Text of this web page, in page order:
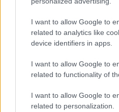
I want to allow Google to
related to analytics like
device identifiers in apps.
I want to allow Google to
related to functionality of
I want to allow Google to
related to personalization.
Transzparencia és